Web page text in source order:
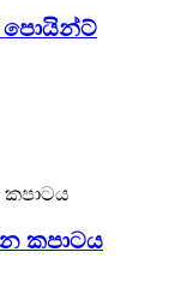
පොයින්ට්
කපාටය